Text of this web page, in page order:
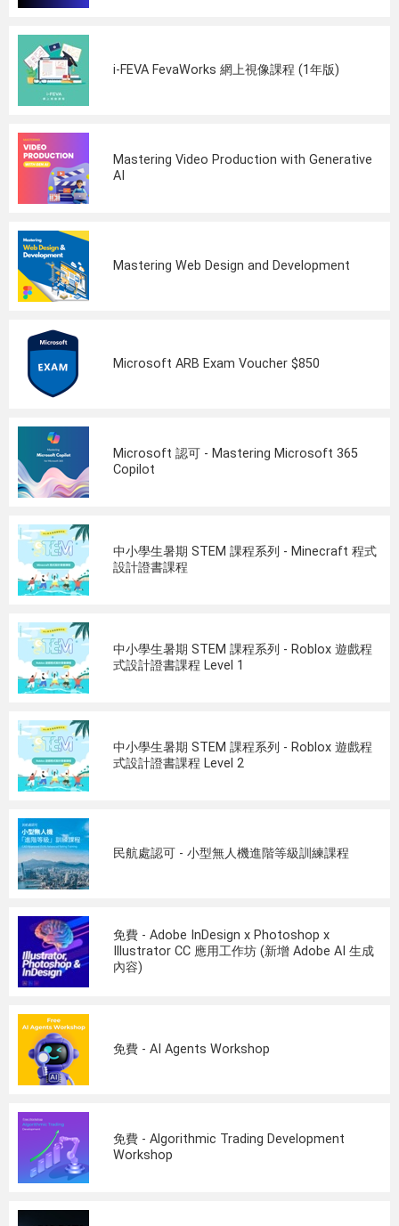
i-FEVA FevaWorks 網上視像課程 (1年版)
Mastering Video Production with Generative
AI
Mastering Web Design and Development
Microsoft ARB Exam Voucher $850
Microsoft 認可 - Mastering Microsoft 365
Copilot
中小學生暑期 STEM 課程系列 - Minecraft 程式
設計證書課程
中小學生暑期 STEM 課程系列 - Roblox 遊戲程
式設計證書課程 Level 1
中小學生暑期 STEM 課程系列 - Roblox 遊戲程
式設計證書課程 Level 2
民航處認可 - 小型無人機進階等級訓練課程
免費 - Adobe InDesign x Photoshop x
Illustrator CC 應用工作坊 (新增 Adobe AI 生成
內容)
免費 - AI Agents Workshop
免費 - Algorithmic Trading Development
Workshop